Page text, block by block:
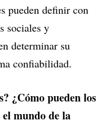
pueden definir con
sociales y
determinar su
confiabilidad.
¿Cómo pueden los
mundo de la